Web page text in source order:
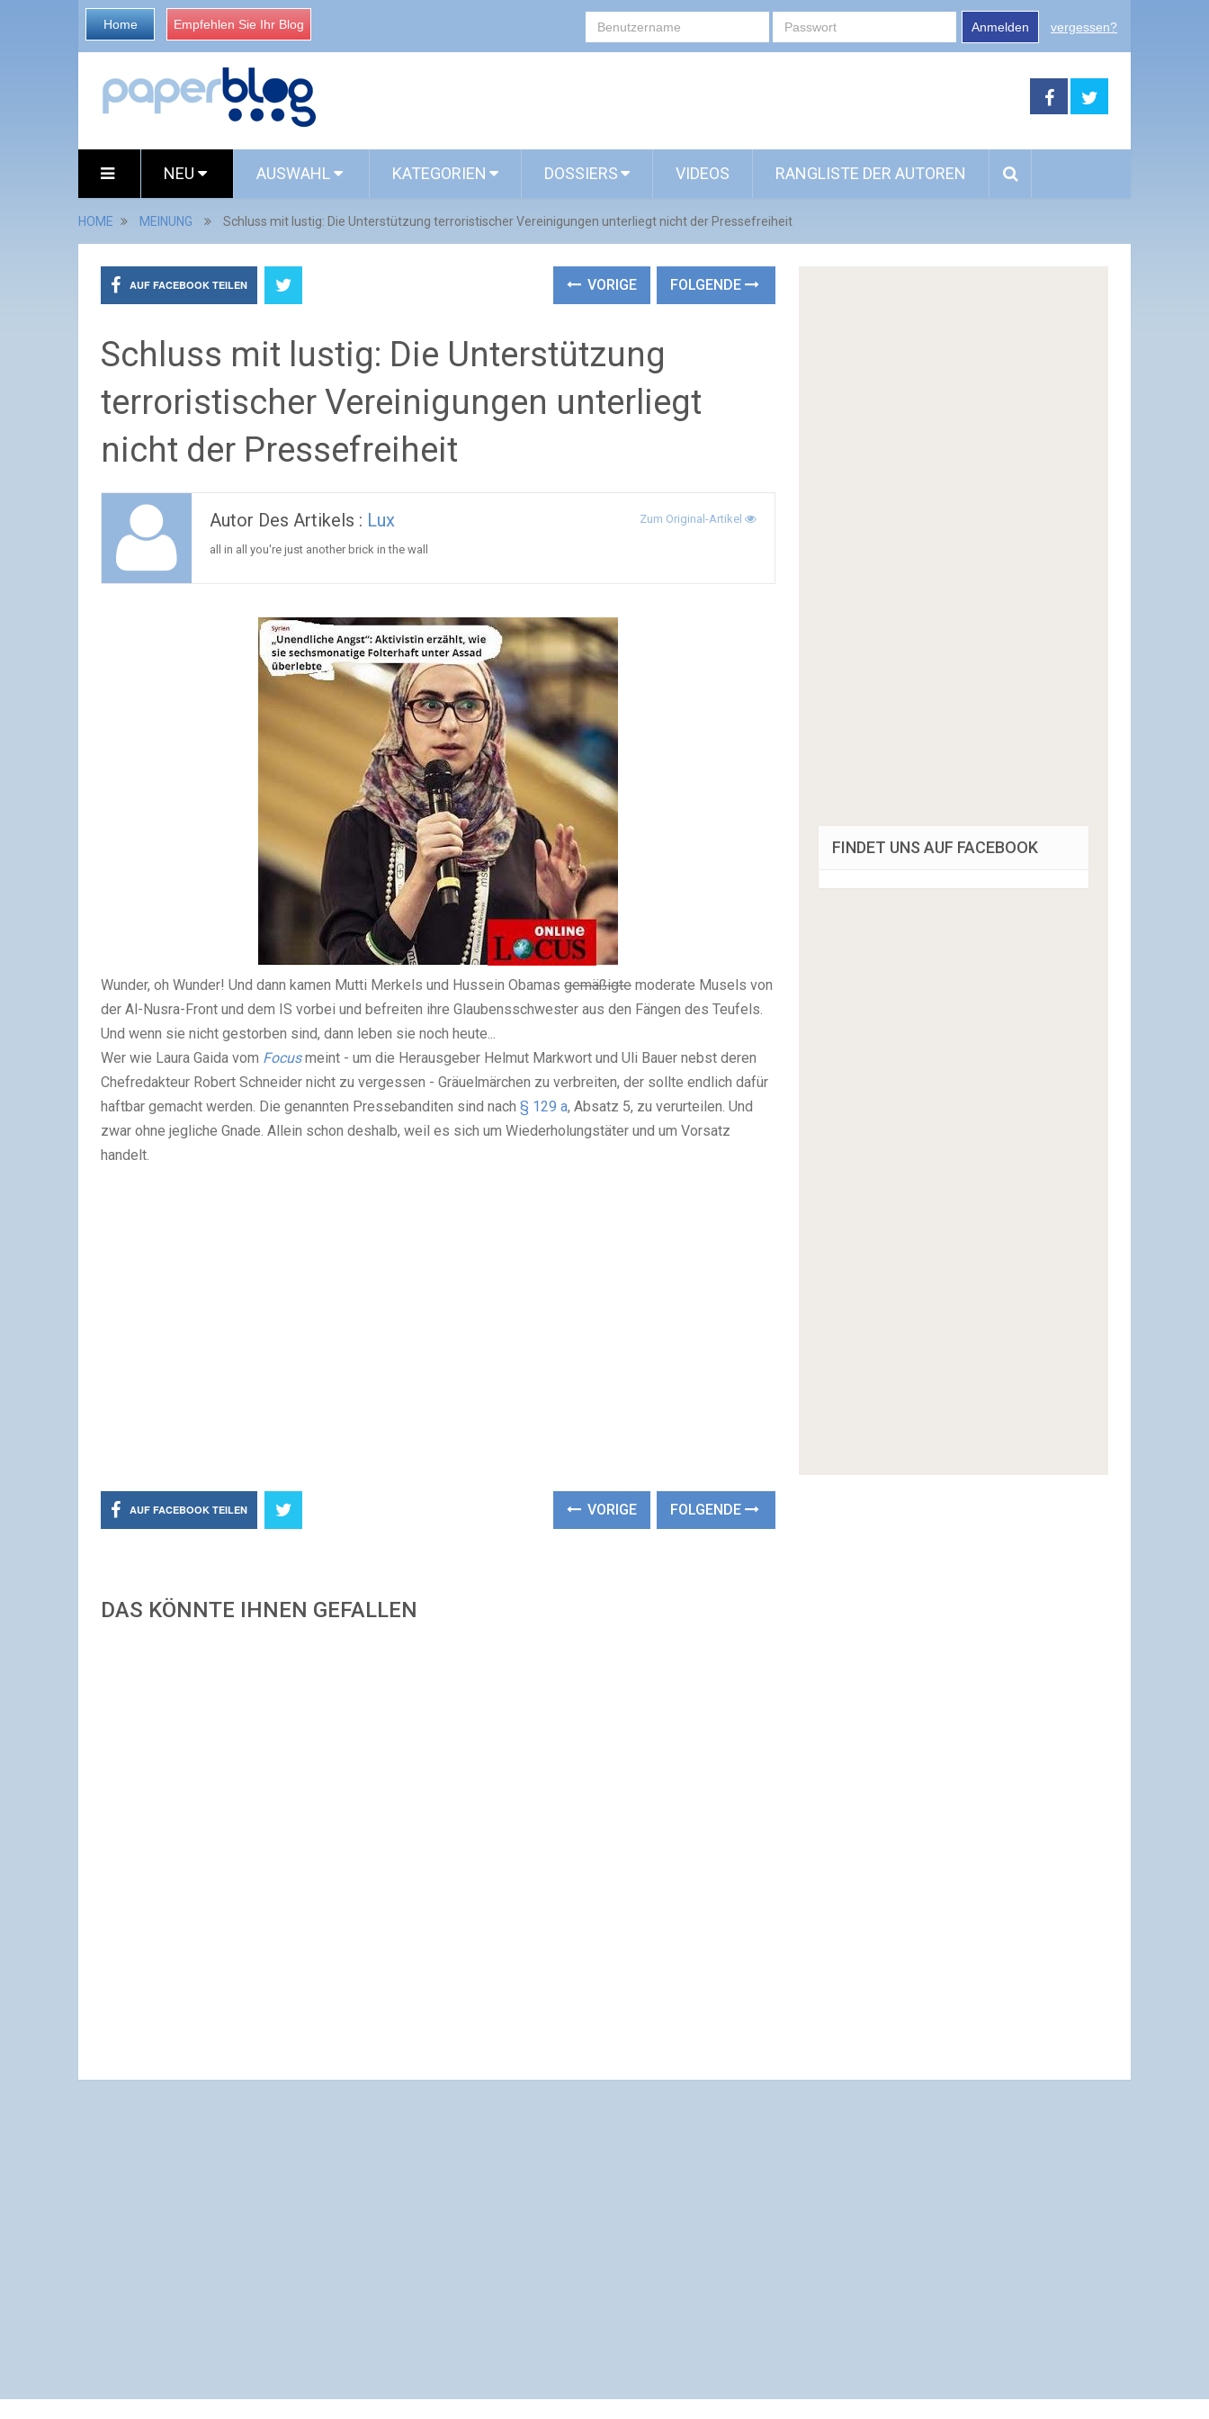
Home Empfehlen Sie Ihr Blog Anmelden vergessen?
NEU AUSWAHL KATEGORIEN DOSSIERS VIDEOS RANGLISTE DER AUTOREN
HOME MEINUNG Schluss mit lustig: Die Unterstützung terroristischer Vereinigungen unterliegt nicht der Pressefreiheit
AUF FACEBOOK TEILEN VORIGE FOLGENDE
Schluss mit lustig: Die Unterstützung
terroristischer Vereinigungen unterliegt
nicht der Pressefreiheit
Autor Des Artikels : Lux Zum Original-Artikel
all in all you're just another brick in the wall
Wunder, oh Wunder! Und dann kamen Mutti Merkels und Hussein Obamas gemäßigte moderate Musels von
der Al-Nusra-Front und dem IS vorbei und befreiten ihre Glaubensschwester aus den Fängen des Teufels.
Und wenn sie nicht gestorben sind, dann leben sie noch heute...
Wer wie Laura Gaida vom Focusmeint - um die Herausgeber Helmut Markwort und Uli Bauer nebst deren
Chefredakteur Robert Schneider nicht zu vergessen - Gräuelmärchen zu verbreiten, der sollte endlich dafür
haftbar gemacht werden. Die genannten Pressebanditen sind nach § 129 a, Absatz 5, zu verurteilen. Und
zwar ohne jegliche Gnade. Allein schon deshalb, weil es sich um Wiederholungstäter und um Vorsatz
handelt.
AUF FACEBOOK TEILEN VORIGE FOLGENDE
DAS KÖNNTE IHNEN GEFALLEN
FINDET UNS AUF FACEBOOK